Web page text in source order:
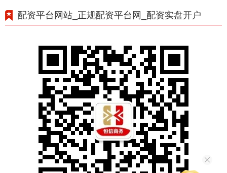
配资平台网站_正规配资平台网_配资实盘开户